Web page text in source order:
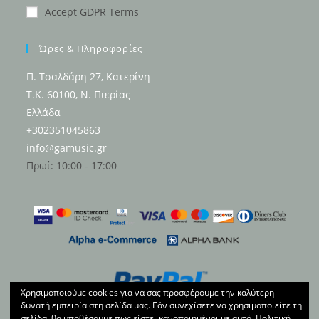
Accept GDPR Terms
Ώρες & Πληροφορίες
Π. Τσαλδάρη 27, Κατερίνη
Τ.Κ. 60100, Ν. Πιερίας
Ελλάδα
+302351045863
info@gamusic.gr
Πρωί: 10:00 - 17:00
Χρησιμοποιούμε cookies για να σας προσφέρουμε την καλύτερη
δυνατή εμπειρία στη σελίδα μας. Εάν συνεχίσετε να χρησιμοποιείτε τη